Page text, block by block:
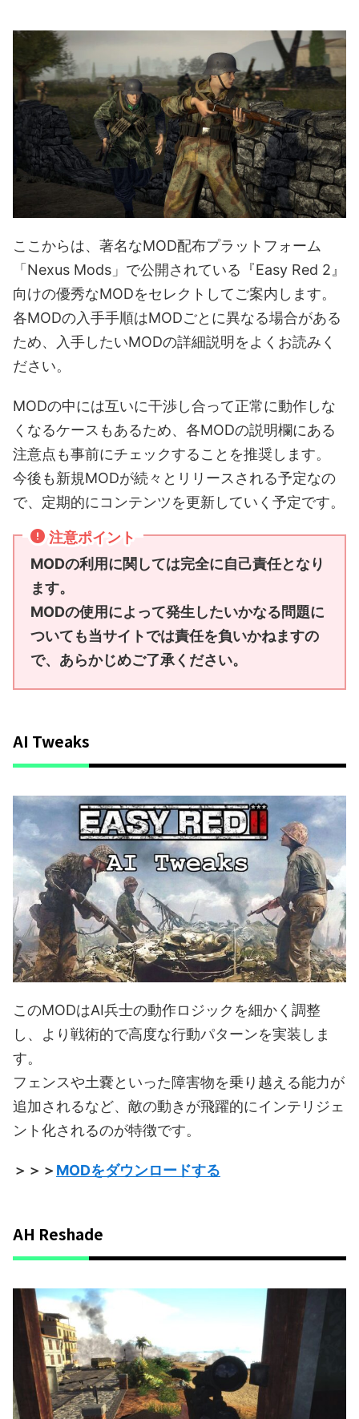
ここからは、著名なMOD配布プラットフォーム
「Nexus Mods」で公開されている『Easy Red 2』
向けの優秀なMODをセレクトしてご案内します。
各MODの入手手順はMODごとに異なる場合がある
ため、入手したいMODの詳細説明をよくお読みく
ださい。
MODの中には互いに干渉し合って正常に動作しな
くなるケースもあるため、各MODの説明欄にある
注意点も事前にチェックすることを推奨します。
今後も新規MODが続々とリリースされる予定なの
で、定期的にコンテンツを更新していく予定です。
注意ポイント
MODの利用に関しては完全に自己責任となり
ます。
MODの使用によって発生したいかなる問題に
ついても当サイトでは責任を負いかねますの
で、あらかじめご了承ください。
AI Tweaks
このMODはAI兵士の動作ロジックを細かく調整
し、より戦術的で高度な行動パターンを実装しま
す。
フェンスや土嚢といった障害物を乗り越える能力が
追加されるなど、敵の動きが飛躍的にインテリジェ
ント化されるのが特徴です。
＞＞＞MODをダウンロードする
AH Reshade